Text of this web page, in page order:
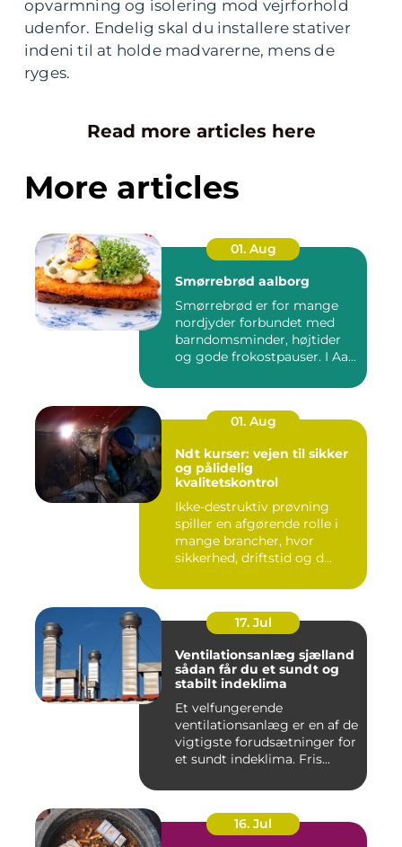
opvarmning og isolering mod vejrforhold
udenfor. Endelig skal du installere stativer
indeni til at holde madvarerne, mens de
ryges.
Read more articles here
More articles
01. Aug
Smørrebrød aalborg
Smørrebrød er for mange
nordjyder forbundet med
barndomsminder, højtider
og gode frokostpauser. I Aa...
01. Aug
Ndt kurser: vejen til sikker
og pålidelig
kvalitetskontrol
Ikke-destruktiv prøvning
spiller en afgørende rolle i
mange brancher, hvor
sikkerhed, driftstid og d...
17. Jul
Ventilationsanlæg sjælland
sådan får du et sundt og
stabilt indeklima
Et velfungerende
ventilationsanlæg er en af de
vigtigste forudsætninger for
et sundt indeklima. Fris...
16. Jul